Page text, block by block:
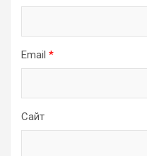
Email *
Сайт